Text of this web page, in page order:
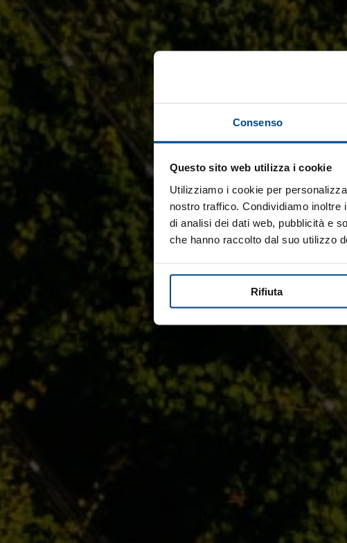
Consenso
Questo sito web utilizza i cookie
Utilizziamo i cookie per
nostro traffico. Condividiamo
di analisi dei dati web, pubblicità e
che hanno raccolto dal suo utilizzo
Rifiuta